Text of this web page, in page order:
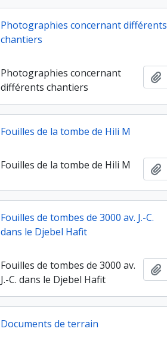
Photographies concernant différents
chantiers
Photographies concernant
différents chantiers
Fouilles de la tombe de Hili M
Fouilles de la tombe de Hili M
Fouilles de tombes de 3000 av. J.-C.
dans le Djebel Hafit
Fouilles de tombes de 3000 av.
J.-C. dans le Djebel Hafit
Documents de terrain